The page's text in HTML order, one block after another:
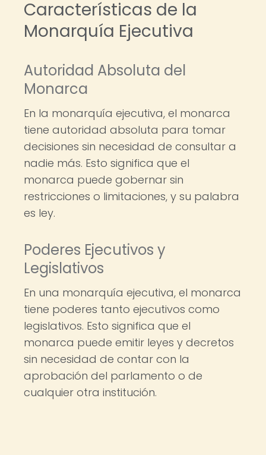
Características de la
Monarquía Ejecutiva
Autoridad Absoluta del
Monarca
En la monarquía ejecutiva, el monarca
tiene autoridad absoluta para tomar
decisiones sin necesidad de consultar a
nadie más. Esto significa que el
monarca puede gobernar sin
restricciones o limitaciones, y su palabra
es ley.
Poderes Ejecutivos y
Legislativos
En una monarquía ejecutiva, el monarca
tiene poderes tanto ejecutivos como
legislativos. Esto significa que el
monarca puede emitir leyes y decretos
sin necesidad de contar con la
aprobación del parlamento o de
cualquier otra institución.